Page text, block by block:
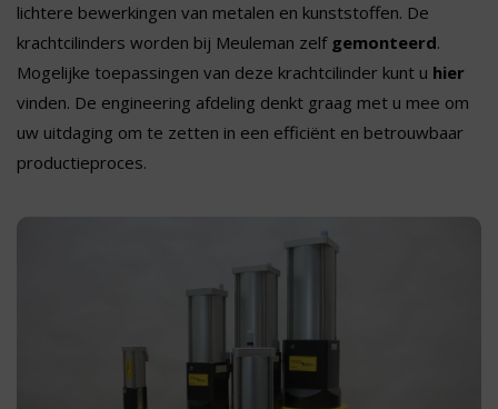
lichtere bewerkingen van metalen en kunststoffen. De
krachtcilinders worden bij Meuleman zelf gemonteerd.
Mogelijke toepassingen van deze krachtcilinder kunt u hier
vinden. De engineering afdeling denkt graag met u mee om
uw uitdaging om te zetten in een efficiënt en betrouwbaar
productieproces.